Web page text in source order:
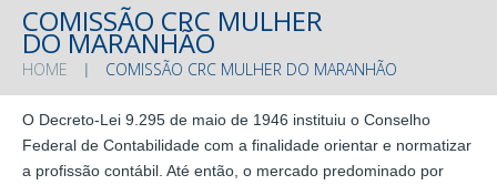
COMISSÃO CRC MULHER
DO MARANHÃO
HOME COMISSÃO CRC MULHER DO MARANHÃO
O Decreto-Lei 9.295 de maio de 1946 instituiu o Conselho
Federal de Contabilidade com a finalidade orientar e normatizar
a profissão contábil. Até então, o mercado predominado por